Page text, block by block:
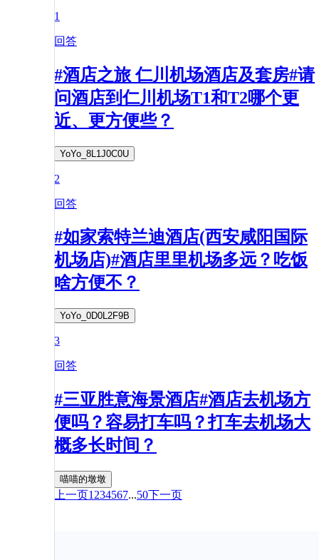
1
回答
#酒店之旅 仁川机场酒店及套房#请
问酒店到仁川机场T1和T2哪个更
近、更方便些？
YoYo_8L1J0C0U
2
回答
#如家索特兰迪酒店(西安咸阳国际
机场店)#酒店里里机场多远？吃饭
啥方便不？
YoYo_0D0L2F9B
3
回答
#三亚胜意海景酒店#酒店去机场方
便吗？容易打车吗？打车去机场大
概多长时间？
喵喵的墩墩
上一页1 234567...50下一页